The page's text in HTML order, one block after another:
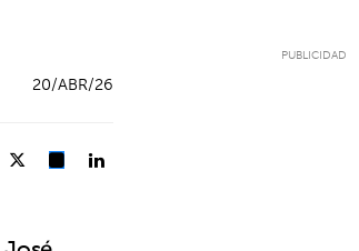
20/ABR/26